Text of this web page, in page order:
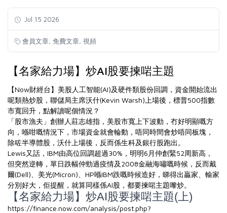
Jul 15 2026
會員文章 免費文章 視頻
【名家給力場】炒AI股要揀啱主題
【Now財經台】美股人工智能(AI)及硬件類股份回調，資金開始流出
呢類熱炒股，聯儲局主席沃什(Kevin Warsh)上場後，標普500指數
市寬回升，點解讀呢個情況？
「股市漁夫」創辦人莊志雄指，美股市寬上下波動，冇好明顯嘅方
向，喺咁嘅情況下，市場資金就會輪動，唔同時間會炒唔同板塊，
除咗半導體股，沃什上場後，反而係生科及銀行股跑出。
Lewis又話，IBM由高位回調超過30%，明明6月仲創緊52周新高，
但突然逆轉，單日跌幅仲勁過疫情及2008金融海嘯嘅時候，反而戴
爾(Dell)、美光(Micron)、HP喺IBM跌嘅時候造好，睇得出贏家、輸家
分別好大，佢提醒，就算同樣係AI股，都要揀啱主題嚟炒。
【名家給力場】炒AI股要揀啱主題(上)
https://finance.now.com/analysis/post.php?